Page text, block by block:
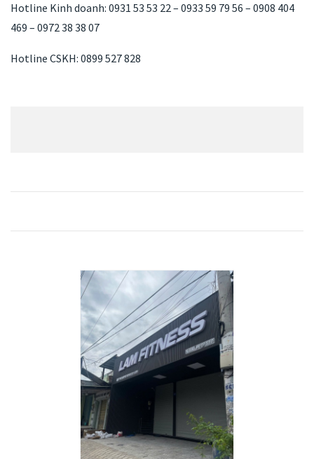
Hotline Kinh doanh: 0931 53 53 22 – 0933 59 79 56 – 0908 404
469 – 0972 38 38 07
Hotline CSKH: 0899 527 828